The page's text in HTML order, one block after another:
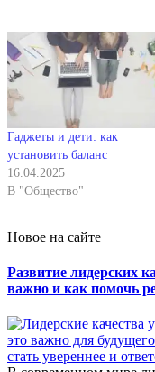
Гаджеты и дети: как
установить баланс
16.04.2025
В "Общество"
Новое на сайте
Развитие лидерских
важно и как помочь